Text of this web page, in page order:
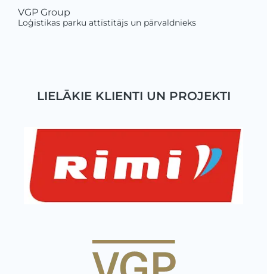
VGP Group
Loģistikas parku attīstītājs un pārvaldnieks
LIELĀKIE KLIENTI UN PROJEKTI